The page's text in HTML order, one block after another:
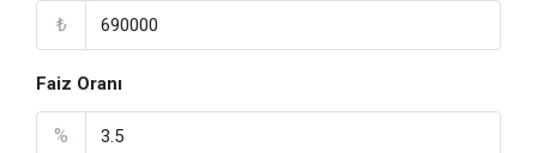
₺
Faiz Oranı
%